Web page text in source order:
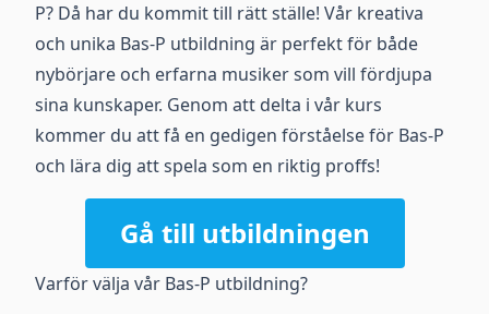
P? Då har du kommit till rätt ställe! Vår kreativa
och unika Bas-P utbildning är perfekt för både
nybörjare och erfarna musiker som vill fördjupa
sina kunskaper. Genom att delta i vår kurs
kommer du att få en gedigen förståelse för Bas-P
och lära dig att spela som en riktig proffs!
Gå till utbildningen
Varför välja vår Bas-P utbildning?